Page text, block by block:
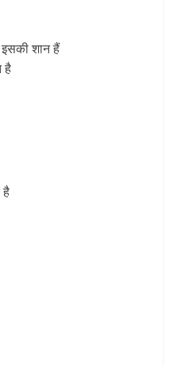
इसकी शान हैं
है
है